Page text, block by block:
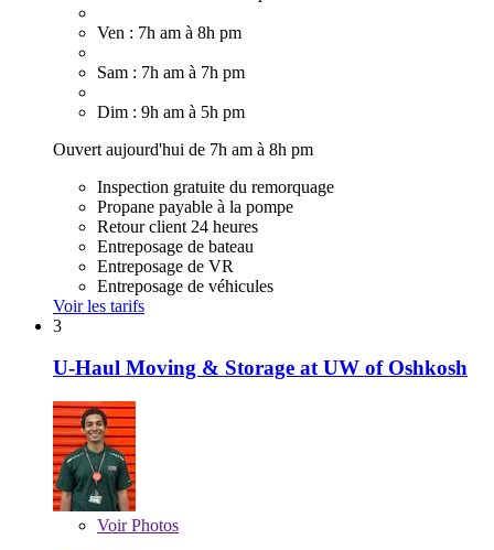
Ven : 7h am à 8h pm
Sam : 7h am à 7h pm
Dim : 9h am à 5h pm
Ouvert aujourd'hui de 7h am à 8h pm
Inspection gratuite du remorquage
Propane payable à la pompe
Retour client 24 heures
Entreposage de bateau
Entreposage de VR
Entreposage de véhicules
Voir les tarifs
3
U-Haul Moving & Storage at UW of Oshkosh
VoirPhotos